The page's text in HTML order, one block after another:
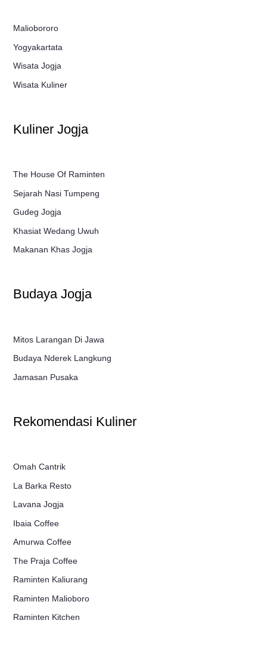
Maliobororo
Yogyakartata
Wisata Jogja
Wisata Kuliner
Kuliner Jogja
The House Of Raminten
Sejarah Nasi Tumpeng
Gudeg Jogja
Khasiat Wedang Uwuh
Makanan Khas Jogja
Budaya Jogja
Mitos Larangan Di Jawa
Budaya Nderek Langkung
Jamasan Pusaka
Rekomendasi Kuliner
Omah Cantrik
La Barka Resto
Lavana Jogja
Ibaia Coffee
Amurwa Coffee
The Praja Coffee
Raminten Kaliurang
Raminten Malioboro
Raminten Kitchen